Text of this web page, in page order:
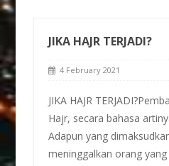
JIKA HAJR TERJADI?
4 February 2021
JIKA HAJR
Hajr, secara bahasa
Adapun yang
meninggalkan orang